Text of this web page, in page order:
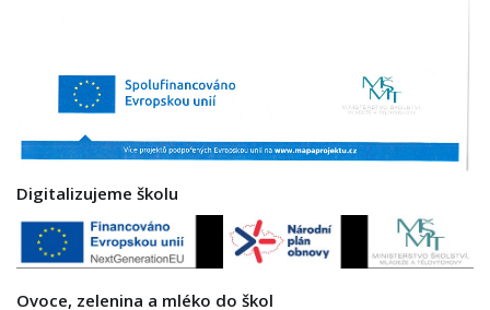
Digitalizujeme školu
Ovoce, zelenina a mléko do škol